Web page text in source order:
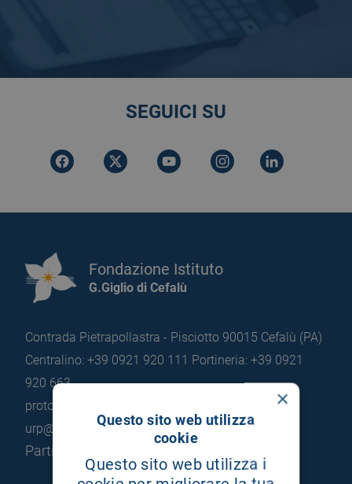
SEGUICI SU
Fondazione Istituto
G.Giglio di Cefalù
Contrada Pietrapollastra - Pisciotto 90015 Cefalù (PA)
Centralino: +39 0921 920 111 Portineria: +39 0921
920 663
protocollo@pec.hsrgiglio.it
urp@hsrgiglio.it
Partita IVA: 05205490823
×
Questo sito web utilizza
cookie
Questo sito web utilizza i